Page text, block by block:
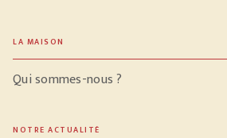
LA MAISON
Qui sommes-nous ?
NOTRE ACTUALITÉ